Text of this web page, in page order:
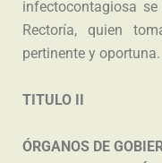
infectocontagiosa
Rectoría, quien
pertinente y oportuna.
TITULO II
ÓRGANOS DE